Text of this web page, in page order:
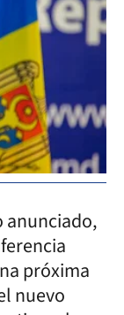
anunciado,
próxima
nuevo